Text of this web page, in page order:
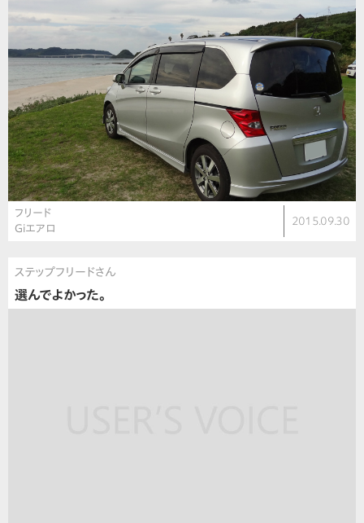
フリード
Giエアロ
2015.09.30
ステップフリードさん
選んでよかった。